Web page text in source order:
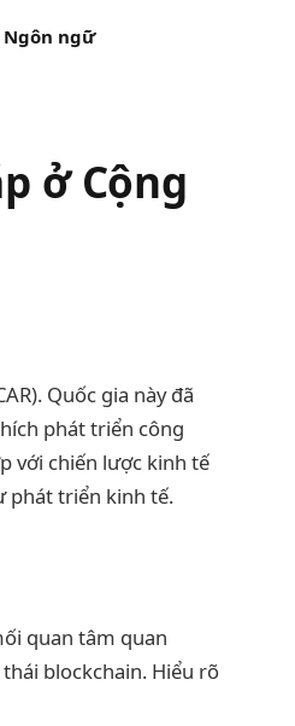
Ngôn ngữ
ở Cộng
Quốc gia này đã
phát triển công
với chiến lược kinh tế
phát triển kinh tế.
quan tâm quan
blockchain. Hiểu rõ